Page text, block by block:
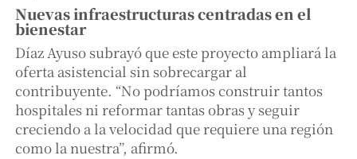
Nuevas infraestructuras centradas en el
bienestar
Díaz Ayuso subrayó que este proyecto ampliará la
oferta asistencial sin sobrecargar al
contribuyente. “No podríamos construir tantos
hospitales ni reformar tantas obras y seguir
creciendo a la velocidad que requiere una región
como la nuestra”, afirmó.